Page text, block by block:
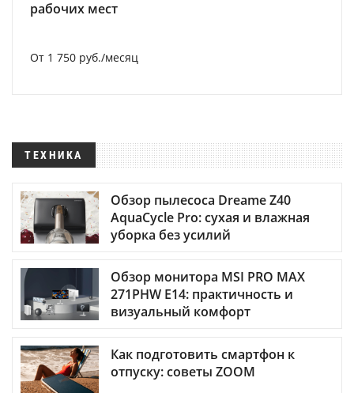
рабочих мест
От 1 750 руб./месяц
ТЕХНИКА
Обзор пылесоса Dreame Z40
AquaCycle Pro: сухая и влажная
уборка без усилий
Обзор монитора MSI PRO MAX
271PHW E14: практичность и
визуальный комфорт
Как подготовить смартфон к
отпуску: советы ZOOM